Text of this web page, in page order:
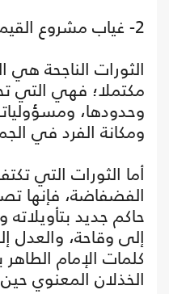
2- غياب مشروع القيم
الثورات الناجحة
مكتملا؛ فهي التي
وحدودها،
ومكانة الفرد في
أما الثورات التي
الفضفاضة، فإنها
حاكم جديد بتأويلاته
إلى وقاحة، والعدل
كلمات الإمام
الخذلان المعنوي